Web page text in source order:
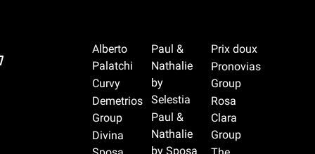
Alberto
Palatchi
Curvy
Demetrios
Group
Divina
Paul &
Nathalie
by
Selestia
Paul &
Nathalie
by Sposa
Prix doux
Pronovias
Group
Rosa
Clara
Group